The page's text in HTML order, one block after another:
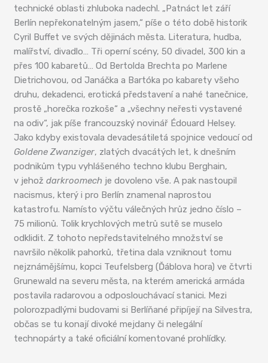
technické oblasti zhluboka nadechl. „Patnáct let září
Berlín nepřekonatelným jasem,“ píše o této době historik
Cyril Buffet ve svých dějinách města. Literatura, hudba,
malířství, divadlo… Tři operní scény, 50 divadel, 300 kin a
přes 100 kabaretů… Od Bertolda Brechta po Marlene
Dietrichovou, od Janáčka a Bartóka po kabarety všeho
druhu, dekadenci, erotická představení a nahé tanečnice,
prostě „horečka rozkoše“ a „všechny neřesti vystavené
na odiv“, jak píše francouzský novinář Édouard Helsey.
Jako kdyby existovala devadesátiletá spojnice vedoucí od
Goldene Zwanziger, zlatých dvacátých let, k dnešním
podnikům typu vyhlášeného techno klubu Berghain,
v jehoždarkroomech je dovoleno vše. A pak nastoupil
nacismus, který i pro Berlín znamenal naprostou
katastrofu. Namísto výčtu válečných hrůz jedno číslo –
75 milionů. Tolik krychlových metrů sutě se muselo
odklidit. Z tohoto nepředstavitelného množství se
navršilo několik pahorků, třetina dala vzniknout tomu
nejznámějšímu, kopci Teufelsberg (Ďáblova hora) ve čtvrti
Grunewald na severu města, na kterém americká armáda
postavila radarovou a odposlouchávací stanici. Mezi
polorozpadlými budovami si Berlíňané připíjejí na Silvestra,
občas se tu konají divoké mejdany či nelegální
technopárty a také oficiální komentované prohlídky.